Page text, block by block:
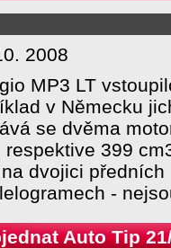
2008
MP3 LT
v Německu
se dvěma
respektive 399
dvojici předních
-
Auto Tip